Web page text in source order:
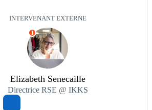
INTERVENANT EXTERNE
I
Elizabeth Senecaille
Directrice RSE @ IKKS